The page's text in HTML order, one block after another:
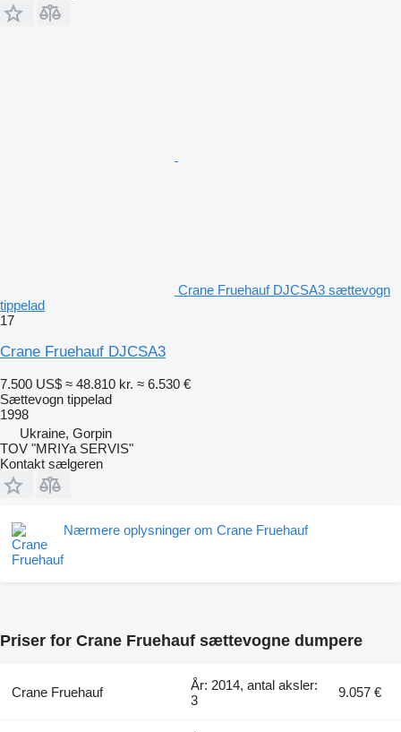
Crane Fruehauf DJCSA3 sættevogn
tippelad
17
Crane Fruehauf DJCSA3
7.500 US$ ≈ 48.810 kr. ≈ 6.530 €
Sættevogn tippelad
1998
Ukraine, Gorpin
TOV "MRIYa SERVIS"
Kontakt sælgeren
Nærmere oplysninger om Crane Fruehauf
Priser for Crane Fruehauf sættevogne dumpere
Crane Fruehauf
År: 2014, antal aksler:
3
9.057 €